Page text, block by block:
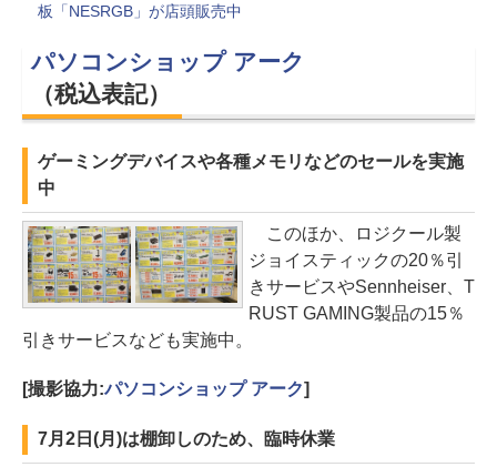
板「NESRGB」が店頭販売中
パソコンショップ アーク
（税込表記）
ゲーミングデバイスや各種メモリなどのセールを実施
中
このほか、ロジクール製
ジョイスティックの20％引
きサービスやSennheiser、T
RUST GAMING製品の15％
引きサービスなども実施中。
[撮影協力:パソコンショップ アーク]
7月2日(月)は棚卸しのため、臨時休業